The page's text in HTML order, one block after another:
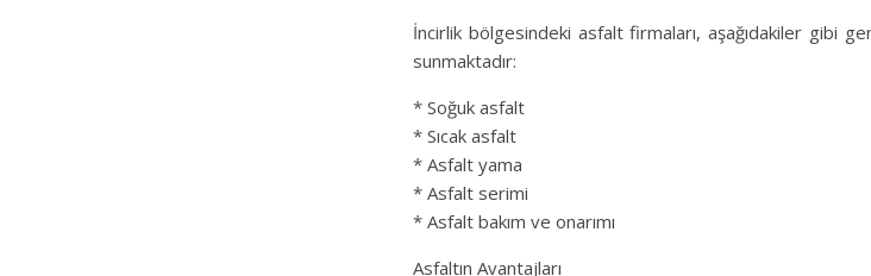
İncirlik bölgesindeki asfalt firmaları, aşağıdakiler gibi
sunmaktadır:
* Soğuk asfalt
* Sıcak asfalt
* Asfalt yama
* Asfalt serimi
* Asfalt bakım ve onarımı
Asfaltın Avantajları